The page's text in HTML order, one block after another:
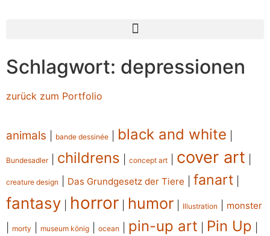
Schlagwort: depressionen
zurück zum Portfolio
animals bande dessinée black and white
Bundesadler| childrens concept art cover art
creature design Das Grundgesetz der Tiere fanart
fantasy horror humor Illustration monster
morty museum könig ocean pin-up art Pin Up